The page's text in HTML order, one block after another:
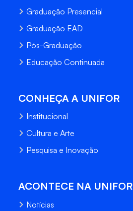
Graduação Presencial
Graduação EAD
Pós-Graduação
Educação Continuada
CONHEÇA A UNIFOR
Institucional
Cultura e Arte
Pesquisa e Inovação
ACONTECE NA UNIFOR
Notícias